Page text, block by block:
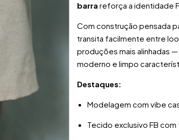
barra reforça a identidade
Com construção pensada
transita facilmente entre
produções mais alinhadas
moderno e limpo
Destaques:
Modelagem com vibe
Tecido exclusivo FB